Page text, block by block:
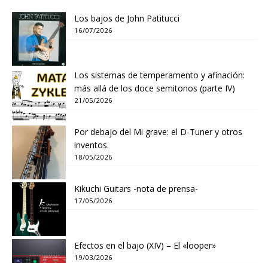
Los bajos de John Patitucci
16/07/2026
Los sistemas de temperamento y afinación:
más allá de los doce semitonos (parte IV)
21/05/2026
Por debajo del Mi grave: el D-Tuner y otros
inventos.
18/05/2026
Kikuchi Guitars -nota de prensa-
17/05/2026
Efectos en el bajo (XIV) – El «looper»
19/03/2026